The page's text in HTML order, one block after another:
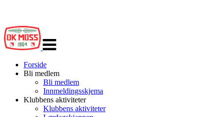
navigasjon
Forside
Bli medlem
Bli medlem
Innmeldingsskjema
Klubbens aktiviteter
Klubbens aktiviteter